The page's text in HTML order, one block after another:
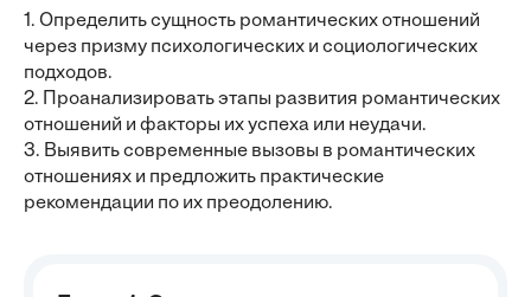
1. Определить сущность романтических отношений
через призму психологических и социологических
подходов.
2. Проанализировать этапы развития романтических
отношений и факторы их успеха или неудачи.
3. Выявить современные вызовы в романтических
отношениях и предложить практические
рекомендации по их преодолению.